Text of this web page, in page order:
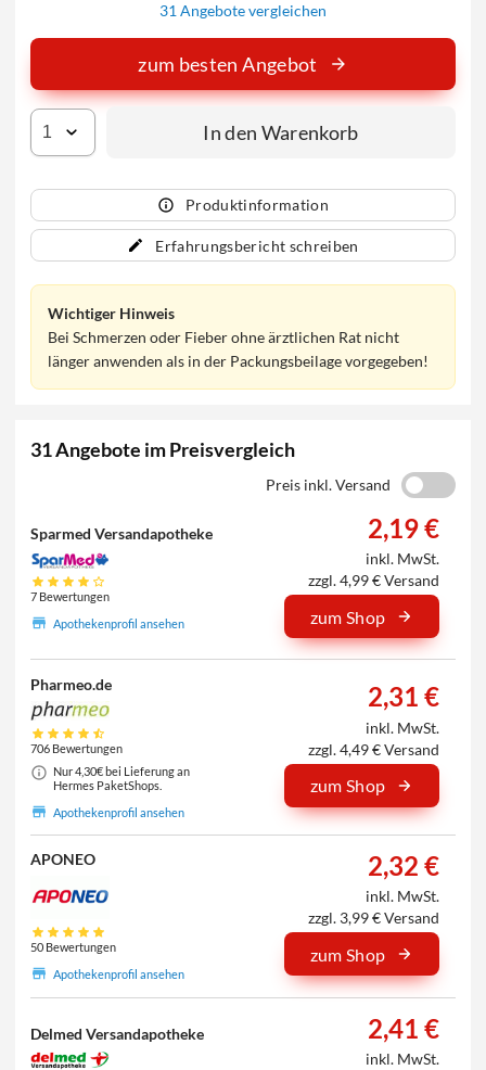
Produktinformation
Erfahrungsbericht schreiben
31 Angebote vergleichen
zum besten Angebot
In den Warenkorb
Wichtiger Hinweis
Bei Schmerzen oder Fieber ohne ärztlichen Rat nicht
länger anwenden als in der Packungsbeilage vorgegeben!
31 Angebote im Preisvergleich
Preis inkl. Versand
Sparmed Versandapotheke
7 Bewertungen
Apothekenprofil ansehen
2,19 €
inkl. MwSt.
zzgl. 4,99 € Versand
zum Shop
Pharmeo.de
706 Bewertungen
Nur 4,30€ bei Lieferung an
Hermes PaketShops.
Apothekenprofil ansehen
2,31 €
inkl. MwSt.
zzgl. 4,49 € Versand
zum Shop
APONEO
50 Bewertungen
Apothekenprofil ansehen
2,32 €
inkl. MwSt.
zzgl. 3,99 € Versand
zum Shop
Delmed Versandapotheke 2,41 €
inkl. MwSt.